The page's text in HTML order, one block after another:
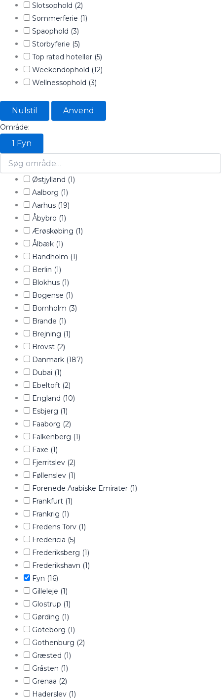
Slotsophold (2)
Sommerferie (1)
Spaophold (3)
Storbyferie (5)
Top rated hoteller (5)
Weekendophold (12)
Wellnessophold (3)
Nulstil Anvend
Område:
1 Fyn
Østjylland (1)
Aalborg (1)
Aarhus (19)
Åbybro (1)
Ærøskøbing (1)
Ålbæk (1)
Bandholm (1)
Berlin (1)
Blokhus (1)
Bogense (1)
Bornholm (3)
Brande (1)
Brejning (1)
Brovst (2)
Danmark (187)
Dubai (1)
Ebeltoft (2)
England (10)
Esbjerg (1)
Faaborg (2)
Falkenberg (1)
Faxe (1)
Fjerritslev (2)
Føllenslev (1)
Forenede Arabiske Emirater (1)
Frankfurt (1)
Frankrig (1)
Fredens Torv (1)
Fredericia (5)
Frederiksberg (1)
Frederikshavn (1)
Fyn (16)
Gilleleje (1)
Glostrup (1)
Gørding (1)
Göteborg (1)
Gothenburg (2)
Græsted (1)
Gråsten (1)
Grenaa (2)
Haderslev (1)